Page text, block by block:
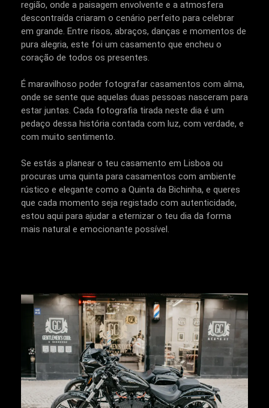
região, onde a paisagem envolvente e a atmosfera
descontraída criaram o cenário perfeito para celebrar
em grande. Entre risos, abraços, danças e momentos de
pura alegria, este foi um casamento que encheu o
coração de todos os presentes.
É maravilhoso poder fotografar casamentos com alma,
onde se sente que aquelas duas pessoas nasceram para
estar juntas. Cada fotografia tirada neste dia é um
pedaço dessa história contada com luz, com verdade, e
com muito sentimento.
Se estás a planear o teu casamento em Lisboa ou
procuras uma quinta para casamentos com ambiente
rústico e elegante como a Quinta da Bichinha, e queres
que cada momento seja registado com autenticidade,
estou aqui para ajudar a eternizar o teu dia da forma
mais natural e emocionante possível.